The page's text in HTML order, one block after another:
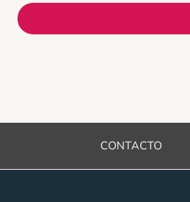
CONTACTO